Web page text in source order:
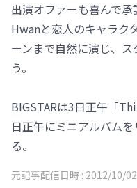
出演オファーも喜んで
Hwanと恋人のキャラク
ーンまで自然に演じ、
う。
BIGSTARは3日正午「
日正午にミニアルバム
る。
元記事配信日時 : 2012/10/